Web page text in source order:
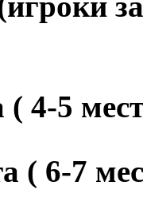
( 4-5
( 6-7